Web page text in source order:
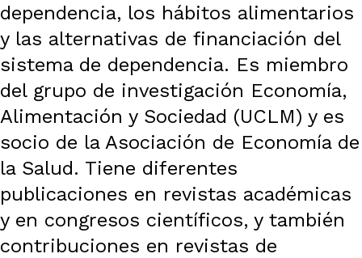
dependencia, los hábitos alimentarios
y las alternativas de financiación del
sistema de dependencia. Es miembro
del grupo de investigación Economía,
Alimentación y Sociedad (UCLM) y es
socio de la Asociación de Economía de
la Salud. Tiene diferentes
publicaciones en revistas académicas
y en congresos científicos, y también
contribuciones en revistas de